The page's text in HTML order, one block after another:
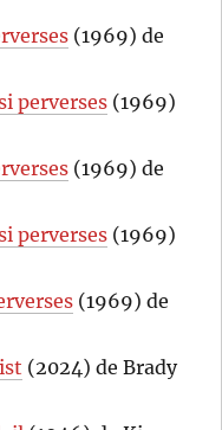
(1969) de
perverses (1969)
(1969) de
perverses (1969)
(1969) de
(2024) de Brady